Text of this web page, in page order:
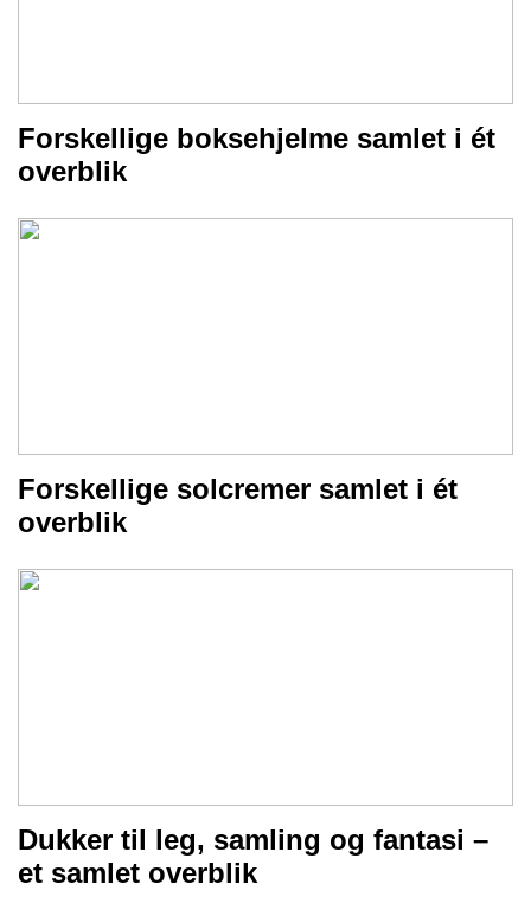
Forskellige boksehjelme samlet i ét
overblik
Forskellige solcremer samlet i ét
overblik
Dukker til leg, samling og fantasi –
et samlet overblik